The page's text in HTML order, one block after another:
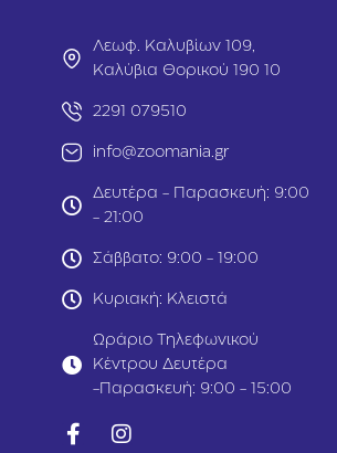
Λεωφ. Καλυβίων 109,
Καλύβια Θορικού 190 10
2291 079510
info@zoomania.gr
Δευτέρα - Παρασκευή: 9:00
- 21:00
Σάββατο: 9:00 - 19:00
Κυριακή: Κλειστά
Ωράριο Τηλεφωνικού
Κέντρου Δευτέρα
-Παρασκευή: 9:00 - 15:00